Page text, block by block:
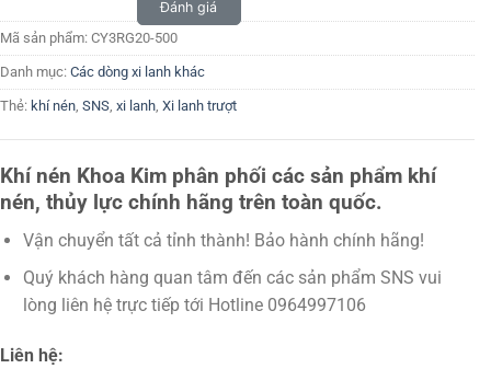
Đánh giá
Mã sản phẩm: CY3RG20-500
Danh mục: Các dòng xi lanh khác
Thẻ: khí nén, SNS, xi lanh, Xi lanh trượt
Khí nén Khoa Kim phân phối các sản phẩm khí
nén, thủy lực chính hãng trên toàn quốc.
Vận chuyển tất cả tỉnh thành! Bảo hành chính hãng!
Quý khách hàng quan tâm đến các sản phẩm SNS vui
lòng liên hệ trực tiếp tới Hotline 0964997106
Liên hệ: